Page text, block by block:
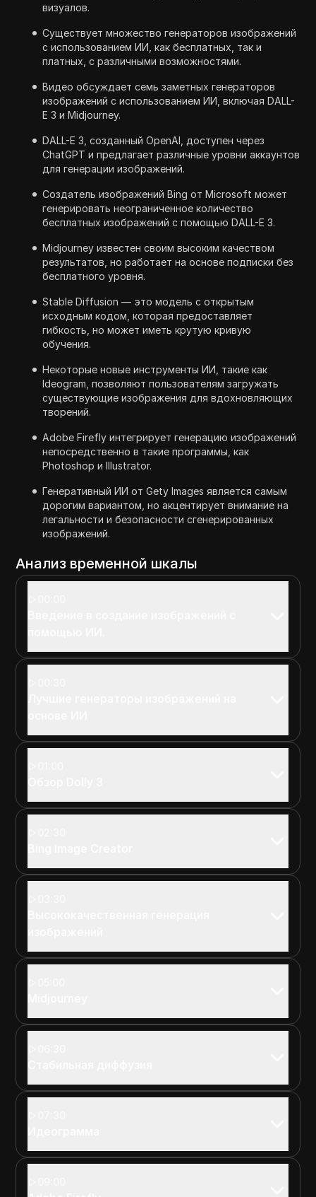
визуалов.
Существует множество генераторов изображений
с использованием ИИ, как бесплатных, так и
платных, с различными возможностями.
Видео обсуждает семь заметных генераторов
изображений с использованием ИИ, включая DALL-
E 3 и Midjourney.
DALL-E 3, созданный OpenAI, доступен через
ChatGPT и предлагает различные уровни аккаунтов
для генерации изображений.
Создатель изображений Bing от Microsoft может
генерировать неограниченное количество
бесплатных изображений с помощью DALL-E 3.
Midjourney известен своим высоким качеством
результатов, но работает на основе подписки без
бесплатного уровня.
Stable Diffusion — это модель с открытым
исходным кодом, которая предоставляет
гибкость, но может иметь крутую кривую
обучения.
Некоторые новые инструменты ИИ, такие как
Ideogram, позволяют пользователям загружать
существующие изображения для вдохновляющих
творений.
Adobe Firefly интегрирует генерацию изображений
непосредственно в такие программы, как
Photoshop и Illustrator.
Генеративный ИИ от Gety Images является самым
дорогим вариантом, но акцентирует внимание на
легальности и безопасности сгенерированных
изображений.
Анализ временной шкалы